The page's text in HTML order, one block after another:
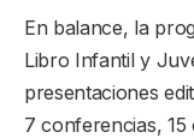
En balance, la
Libro Infantil y
presentaciones
7 conferencias, 15